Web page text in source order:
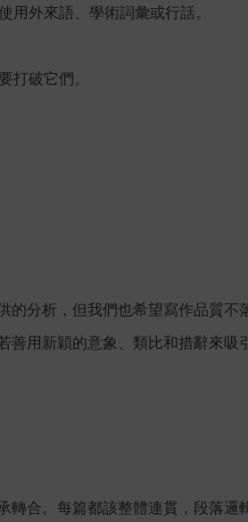
外來語、學術詞彙或行話。
破它們。
的分析，但我們也希望寫作品質
善用新穎的意象、類比和措辭來吸
轉合。每篇都該整體連貫，段落邏